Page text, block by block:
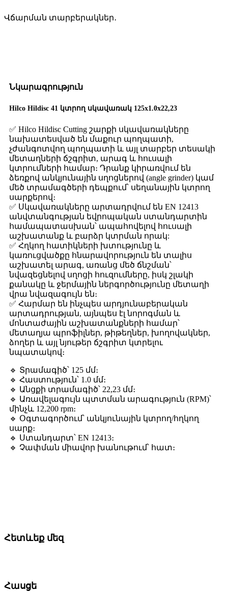
Վճարման տարբերակներ․
Նկարագրություն
Hilco Hildisc 41 կտրող սկավառակ 125x1.0x22,23
✅ Hilco Hildisc Cutting շարքի սկավառակները
նախատեսված են մաքուր պողպատի,
չժանգոտվող պողպատի և այլ տարբեր տեսակի
մետաղների ճշգրիտ, արագ և հուսալի
կտրումների համար։ Դրանք կիրառվում են
ձեռքով անկյունային սղոցներով (angle grinder) կամ
մեծ տրամագծերի դեպքում՝ սեղանային կտրող
սարքերով։
✅ Սկավառակները արտադրվում են EN 12413
անվտանգության եվրոպական ստանդարտին
համապատասխան՝ ապահովելով հուսալի
աշխատանք և բարձր կտրման որակ:
✅ Հղկող հատիկների խտությունը և
կառուցվածքը հնարավորություն են տալիս
աշխատել արագ, առանց մեծ ճնշման՝
նվազեցնելով սղոցի հուզումները, իսկ շլակի
քանակը և ջերմային ներգործությունը մետաղի
վրա նվազագույն են։
✅ Հարմար են ինչպես արդյունաբերական
արտադրության, այնպես էլ նորոգման և
մոնտաժային աշխատանքների համար՝
մետաղյա պրոֆիլներ, թիթեղներ, խողովակներ,
ձողեր և այլ նյութեր ճշգրիտ կտրելու
նպատակով։
🔹 Տրամագիծ՝ 125 մմ։
🔹 Հաստություն՝ 1.0 մմ։
🔹 Անցքի տրամագիծ՝ 22,23 մմ։
🔹 Առավելագույն պտտման արագություն (RPM)՝
մինչև 12,200 rpm։
🔹 Օգտագործում՝ անկյունային կտրող/հղկող
սարք։
🔹 Ստանդարտ՝ EN 12413։
🔹 Չափման միավոր խանութում՝ հատ։
Հետևեք մեզ
Հասցե